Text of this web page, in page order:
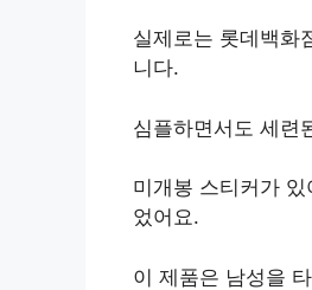
실제로는 롯데백화
니다.
심플하면서도 세련
미개봉 스티커가
었어요.
이 제품은 남성을